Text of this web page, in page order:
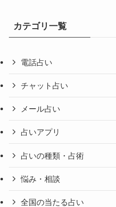
カテゴリ一覧
電話占い
チャット占い
メール占い
占いアプリ
占いの種類・占術
悩み・相談
全国の当たる占い